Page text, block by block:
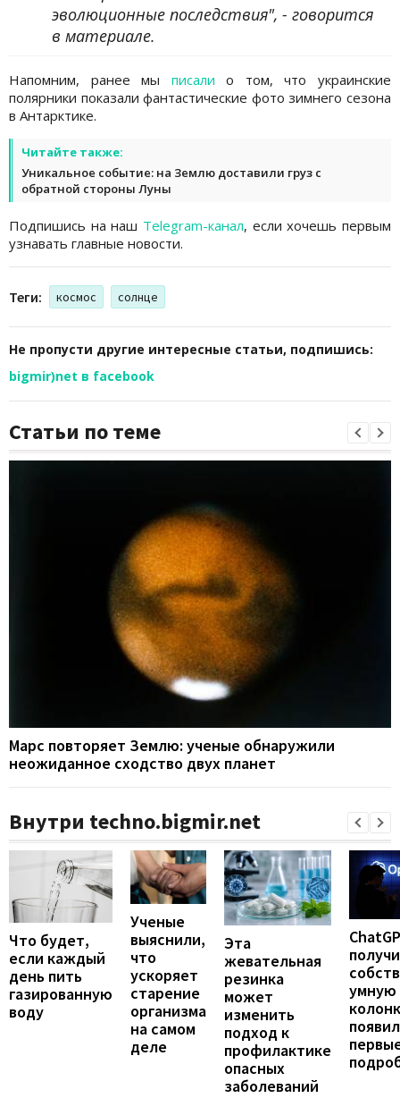
эволюционные последствия", - говорится
в материале.
Напомним, ранее мы писали о том, что украинские
полярники показали фантастические фото зимнего сезона
в Антарктике.
Читайте также:
Уникальное событие: на Землю доставили груз с
обратной стороны Луны
Подпишись на наш Telegram-канал, если хочешь первым
узнавать главные новости.
Теги: космос солнце
Не пропусти другие интересные статьи, подпишись:
bigmir)net в facebook
Статьи по теме
Марс повторяет Землю: ученые обнаружили
неожиданное сходство двух планет
Внутри techno.bigmir.net
Что будет,
если каждый
день пить
газированную
воду
Ученые
выяснили,
что
ускоряет
старение
организма
на самом
деле
Эта
жевательная
резинка
может
изменить
подход к
профилактике
опасных
заболеваний
умную